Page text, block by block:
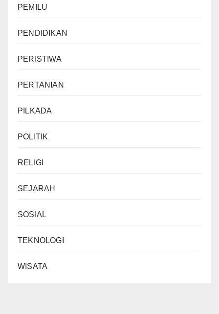
PEMILU
PENDIDIKAN
PERISTIWA
PERTANIAN
PILKADA
POLITIK
RELIGI
SEJARAH
SOSIAL
TEKNOLOGI
WISATA